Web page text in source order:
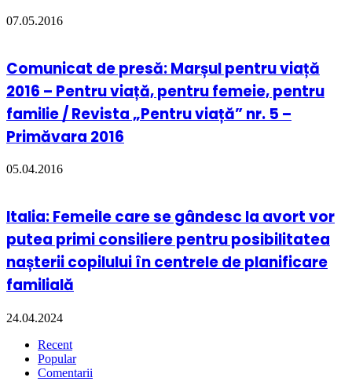
07.05.2016
Comunicat de presă: Marșul pentru viață
2016 – Pentru viață, pentru femeie, pentru
familie / Revista „Pentru viață” nr. 5 –
Primăvara 2016
05.04.2016
Italia: Femeile care se gândesc la avort vor
putea primi consiliere pentru posibilitatea
nașterii copilului în centrele de planificare
familială
24.04.2024
Recent
Popular
Comentarii